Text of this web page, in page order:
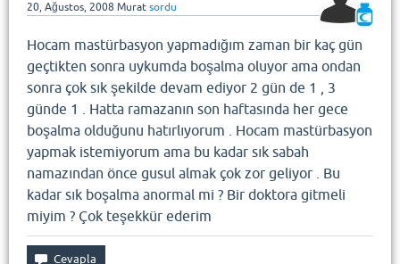
20, Ağustos, 2008 Murat sordu
Hocam mastürbasyon yapmadığım zaman bir kaç gün
geçtikten sonra uykumda boşalma oluyor ama ondan
sonra çok sık şekilde devam ediyor 2 gün de 1 , 3
günde 1 . Hatta ramazanın son haftasında her gece
boşalma olduğunu hatırlıyorum . Hocam mastürbasyon
yapmak istemiyorum ama bu kadar sık sabah
namazından önce gusul almak çok zor geliyor . Bu
kadar sık boşalma anormal mi ? Bir doktora gitmeli
miyim ? Çok teşekkür ederim